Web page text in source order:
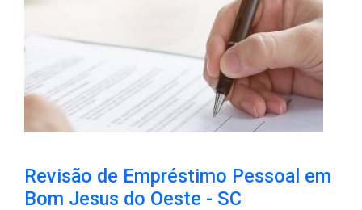
Revisão de Empréstimo Pessoal em
Bom Jesus do Oeste - SC